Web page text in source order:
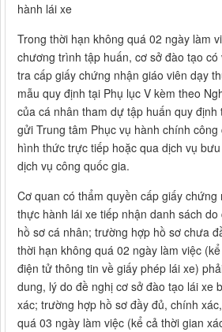
hành lái xe
Trong thời hạn không quá 02 ngày làm
chương trình tập huấn, cơ sở đào tạo có
tra cấp giấy chứng nhận giáo viên dạy
mẫu quy định tại Phụ lục V kèm theo
của cá nhân tham dự tập huấn quy
gửi Trung tâm Phục vụ hành chính
hình thức trực tiếp hoặc qua dịch vụ
dịch vụ công quốc gia.
Cơ quan có thẩm quyền cấp giấy chứng
thực hành lái xe tiếp nhận danh sách
hồ sơ cá nhân; trường hợp hồ sơ chưa
thời hạn không quá 02 ngày làm việc
điện tử thông tin về giấy phép lái xe)
dung, lý do đề nghị cơ sở đào tạo lái xe
xác; trường hợp hồ sơ đầy đủ, chính
quá 03 ngày làm việc (kể cả thời gian